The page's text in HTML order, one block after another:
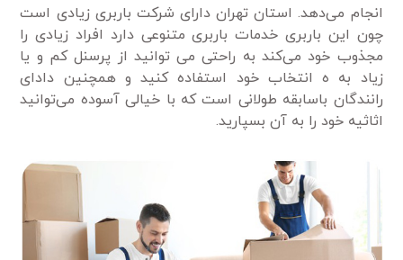
انجام می‌دهد. استان تهران دارای شرکت باربری زیادی است
چون این باربری خدمات باربری متنوعی دارد افراد زیادی را
مجذوب خود می‌کند به راحتی می ‌توانید از پرسنل کم و یا
زیاد به ه انتخاب خود استفاده کنید و همچنین دادای
رانندگان باسابقه طولانی است که با خیالی آسوده می‌توانید
اثاثیه خود را به آن بسپارید.